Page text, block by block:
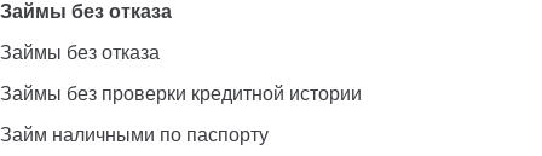
Займы без отказа
Займы без отказа
Займы без проверки кредитной истории
Займ наличными по паспорту